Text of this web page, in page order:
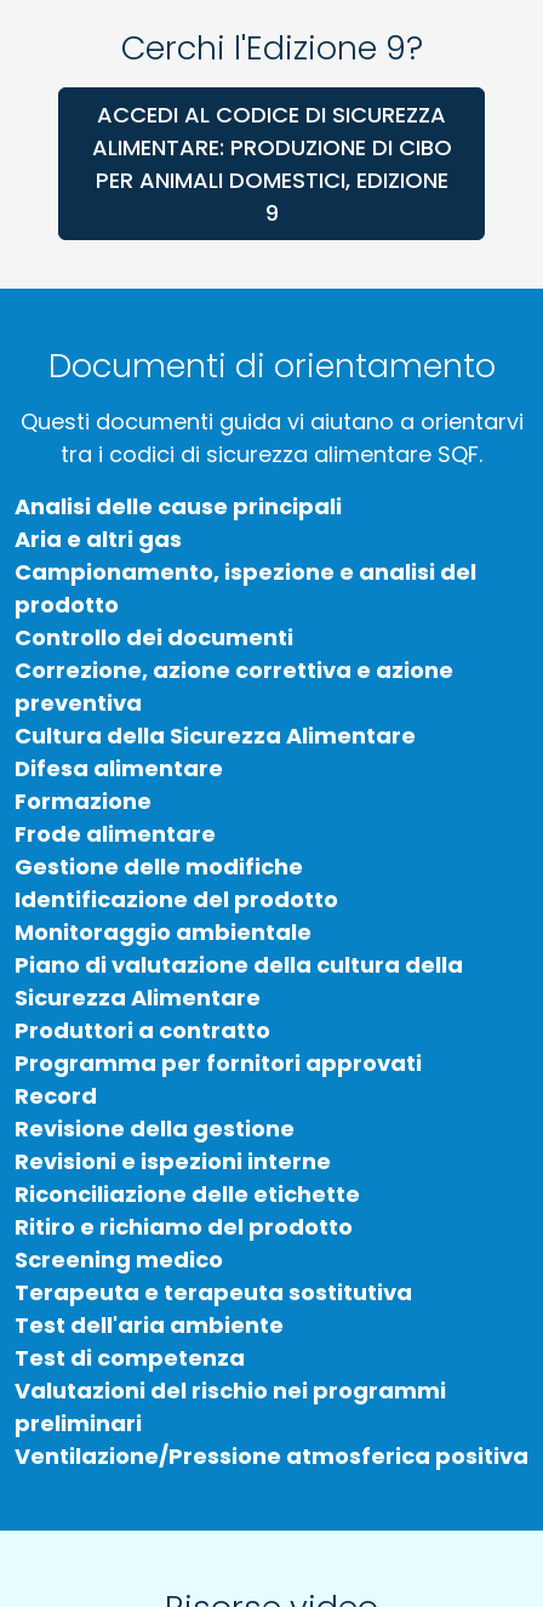
Cerchi l'Edizione 9?
ACCEDI AL CODICE DI SICUREZZA
ALIMENTARE: PRODUZIONE DI CIBO
PER ANIMALI DOMESTICI, EDIZIONE
9
Documenti di orientamento
Questi documenti guida vi aiutano a orientarvi
tra i codici di sicurezza alimentare SQF.
Analisi delle cause principali
Aria e altri gas
Campionamento, ispezione e analisi del
prodotto
Controllo dei documenti
Correzione, azione correttiva e azione
preventiva
Cultura della Sicurezza Alimentare
Difesa alimentare
Formazione
Frode alimentare
Gestione delle modifiche
Identificazione del prodotto
Monitoraggio ambientale
Piano di valutazione della cultura della
Sicurezza Alimentare
Produttori a contratto
Programma per fornitori approvati
Record
Revisione della gestione
Revisioni e ispezioni interne
Riconciliazione delle etichette
Ritiro e richiamo del prodotto
Screening medico
Terapeuta e terapeuta sostitutiva
Test dell'aria ambiente
Test di competenza
Valutazioni del rischio nei programmi
preliminari
Ventilazione/Pressione atmosferica positiva